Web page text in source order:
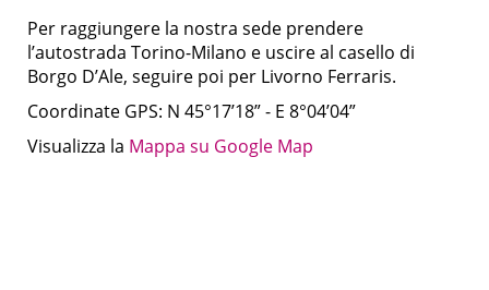
Per raggiungere la nostra sede prendere
l’autostrada Torino-Milano e uscire al casello di
Borgo D’Ale, seguire poi per Livorno Ferraris.
Coordinate GPS: N 45°17’18” - E 8°04’04”
Visualizza la Mappa su Google Map